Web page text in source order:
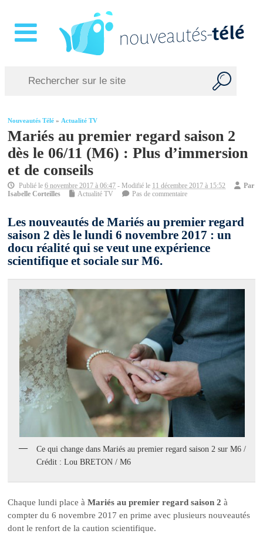
Nouveautés Télé »Actualité TV
Mariés au premier regard saison 2
dès le 06/11 (M6) : Plus d’immersion
et de conseils
Publié le6 novembre 2017 à 06:47 - Modifié le 11 décembre 2017 à 15:52
Par
Isabelle Corteilles
Actualité TV Pas de commentaire
Les nouveautés de Mariés au premier regard
saison 2 dès le lundi 6 novembre 2017 : un
docu réalité qui se veut une expérience
scientifique et sociale sur M6.
Ce qui change dans Mariés au premier regard saison 2 sur M6 /
Crédit : Lou BRETON / M6
Chaque lundi place àMariés au premier regard saison 2 à
compter du 6 novembre 2017 en prime avec plusieurs nouveautés
dont le renfort de la caution scientifique.